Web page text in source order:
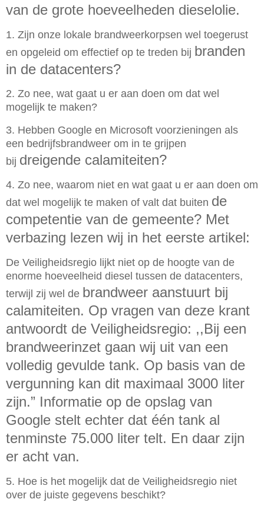
van de grote hoeveelheden dieselolie.
1. Zijn onze lokale brandweerkorpsen wel toegerust
en opgeleid om effectief op te treden bij branden
in de datacenters?
2. Zo nee, wat gaat u er aan doen om dat wel
mogelijk te maken?
3. Hebben Google en Microsoft voorzieningen als
een bedrijfsbrandweer om in te grijpen
bij dreigende calamiteiten?
4. Zo nee, waarom niet en wat gaat u er aan doen om
dat wel mogelijk te maken of valt dat buiten de
competentie van de gemeente? Met
verbazing lezen wij in het eerste artikel:
De Veiligheidsregio lijkt niet op de hoogte van de
enorme hoeveelheid diesel tussen de datacenters,
terwijl zij wel de brandweer aanstuurt bij
calamiteiten. Op vragen van deze krant
antwoordt de Veiligheidsregio: ,,Bij een
brandweerinzet gaan wij uit van een
volledig gevulde tank. Op basis van de
vergunning kan dit maximaal 3000 liter
zijn.” Informatie op de opslag van
Google stelt echter dat één tank al
tenminste 75.000 liter telt. En daar zijn
er acht van.
5. Hoe is het mogelijk dat de Veiligheidsregio niet
over de juiste gegevens beschikt?